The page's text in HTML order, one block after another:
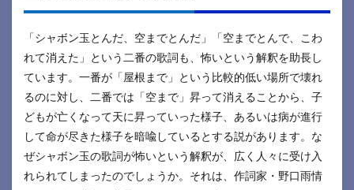
「シャボン玉とんだ、空までとんだ」「空までとんで、こわ
れて消えた」という二番の歌詞も、怖いという解釈を助長し
ています。一番が「屋根まで」という比較的低い場所で壊れ
るのに対し、二番では「空まで」昇って消えることから、子
どもが亡くなって天に昇っていった様子、あるいは病が進行
して命が尽きた様子を暗喩しているとする説があります。な
ぜシャボン玉の歌詞が怖いという解釈が、広く人々に受け入
れられてしまったのでしょうか。それは、作詞家・野口雨情